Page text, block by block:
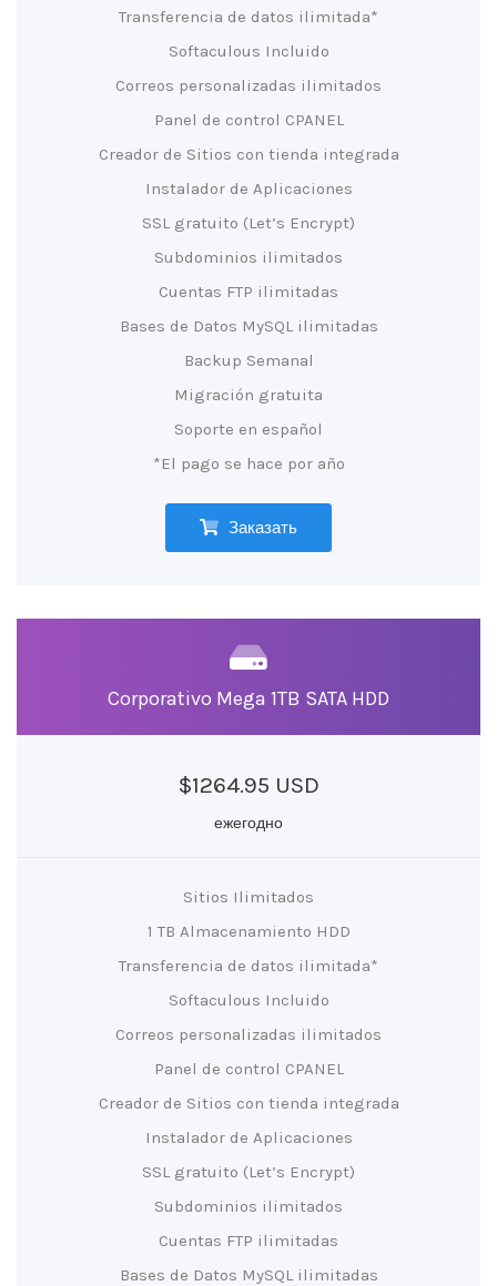
Transferencia de datos ilimitada*
Softaculous Incluido
Correos personalizadas ilimitados
Panel de control CPANEL
Creador de Sitios con tienda integrada
Instalador de Aplicaciones
SSL gratuito (Let’s Encrypt)
Subdominios ilimitados
Cuentas FTP ilimitadas
Bases de Datos MySQL ilimitadas
Backup Semanal
Migración gratuita
Soporte en español
*El pago se hace por año
Заказать
Corporativo Mega 1TB SATA HDD
$1264.95 USD
ежегодно
Sitios Ilimitados
1 TB Almacenamiento HDD
Transferencia de datos ilimitada*
Softaculous Incluido
Correos personalizadas ilimitados
Panel de control CPANEL
Creador de Sitios con tienda integrada
Instalador de Aplicaciones
SSL gratuito (Let’s Encrypt)
Subdominios ilimitados
Cuentas FTP ilimitadas
Bases de Datos MySQL ilimitadas